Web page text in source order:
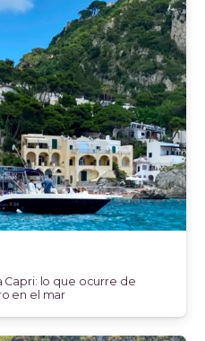
Capri: lo que ocurre de
en el mar